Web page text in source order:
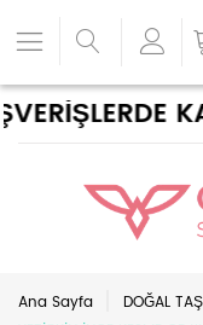
Ana Sayfa DOĞAL TAŞ